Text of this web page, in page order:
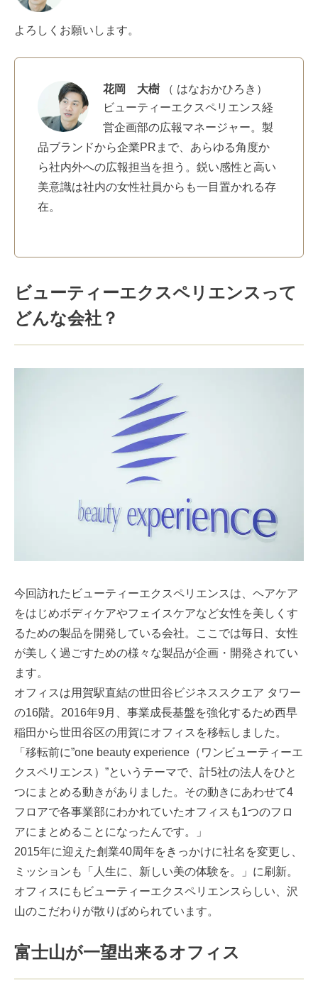
よろしくお願いします。
花岡 大樹
（ はなおかひろき）
ビューティーエクスペリエンス経
営企画部の広報マネージャー。製
品ブランドから企業PRまで、あらゆる角度か
ら社内外への広報担当を担う。鋭い感性と高い
美意識は社内の女性社員からも一目置かれる存
在。
ビューティーエクスペリエンスって
どんな会社？
今回訪れたビューティーエクスペリエンスは、ヘアケア
をはじめボディケアやフェイスケアなど女性を美しくす
るための製品を開発している会社。ここでは毎日、女性
が美しく過ごすための様々な製品が企画・開発されてい
ます。
オフィスは用賀駅直結の世田谷ビジネススクエア タワー
の16階。2016年9月、事業成長基盤を強化するため西早
稲田から世田谷区の用賀にオフィスを移転しました。
「移転前に”one beauty experience（ワンビューティーエ
クスペリエンス）”というテーマで、計5社の法人をひと
つにまとめる動きがありました。その動きにあわせて4
フロアで各事業部にわかれていたオフィスも1つのフロ
アにまとめることになったんです。」
2015年に迎えた創業40周年をきっかけに社名を変更し、
ミッションも「人生に、新しい美の体験を。」に刷新。
オフィスにもビューティーエクスペリエンスらしい、沢
山のこだわりが散りばめられています。
富士山が一望出来るオフィス